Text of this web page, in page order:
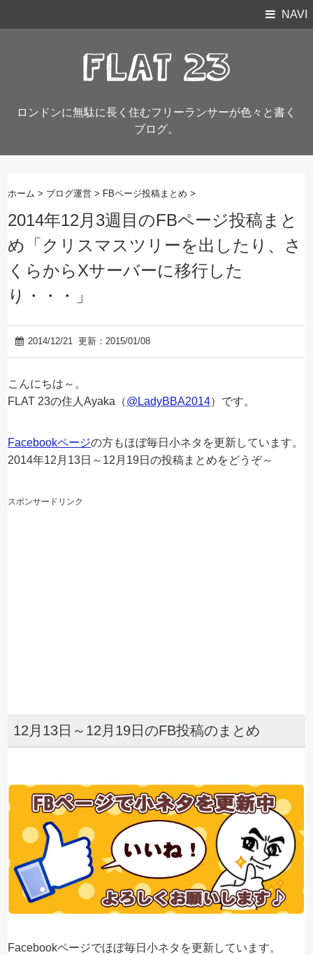
NAVI
ロンドンに無駄に長く住むフリーランサーが色々と書く
ブログ。
ホーム > ブログ運営 > FBページ投稿まとめ >
2014年12月3週目のFBページ投稿まと
め「クリスマスツリーを出したり、さ
くらからXサーバーに移行した
り・・・」
2014/12/21 更新：2015/01/08
こんにちは～。
FLAT 23の住人Ayaka（@LadyBBA2014）です。
Facebookページの方もほぼ毎日小ネタを更新しています。
2014年12月13日～12月19日の投稿まとめをどうぞ～
スポンサードリンク
12月13日～12月19日のFB投稿のまとめ
Facebookページでほぼ毎日小ネタを更新しています。